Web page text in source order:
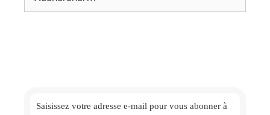
Saisissez votre adresse e-mail pour vous abonner à